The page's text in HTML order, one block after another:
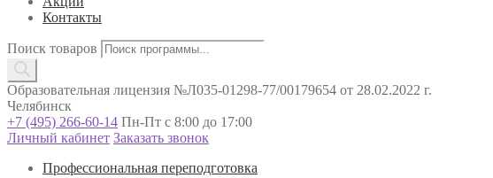
Контакты
Поиск товаров
Образовательная лицензия №Л035-01298-77/00179654 от 28.02.2022 г.
Челябинск
+7 (495) 266-60-14 Пн-Пт с 8:00 до 17:00
Личный кабинет Заказать звонок
Профессиональная переподготовка